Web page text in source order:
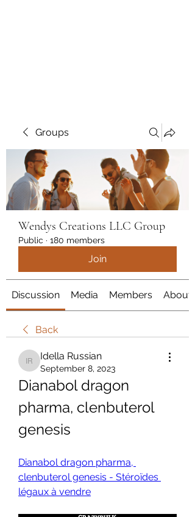
Groups
Wendys Creations LLC Group
Public · 180 members
Join
Discussion Media Members About
Back
Idella Russian
Idella Russian
September 8, 2023
Dianabol dragon
pharma, clenbuterol
genesis
Dianabol dragon pharma,
clenbuterol genesis - Stéroïdes
légaux à vendre